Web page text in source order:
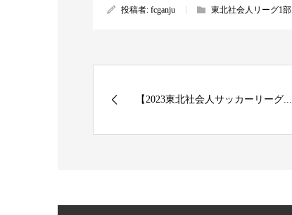
投稿者: fcganju 東北社会人リーグ1部
【2023東北社会人サッカーリーグ...